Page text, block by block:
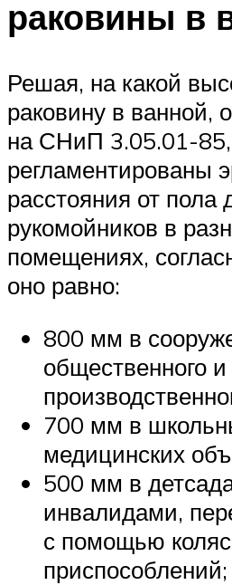
раковины в
Решая, на какой
раковину в ванной,
на СНиП 3.05.01-
регламентированы
расстояния от пола
рукомойников в
помещениях,
оно равно:
800 мм в
общественного и
700 мм в
медицинских
500 мм в
инвалидами,
с помощью
приспособлений;